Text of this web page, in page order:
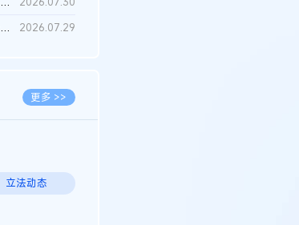
杭州华某有限公司与菲某有限公司侵害发明专利权纠纷 2026.07.29
更多 >>
立法动态